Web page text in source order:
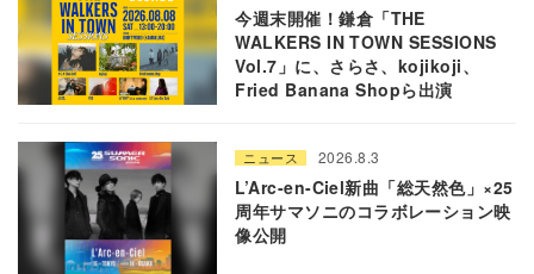
今週末開催！鎌倉「THE
WALKERS IN TOWN SESSIONS
Vol.7」に、さらさ、kojikoji、
Fried Banana Shopら出演
ニュース 2026.8.3
L’Arc-en-Ciel新曲「総天然色」×25
周年サマソニのコラボレーション映
像公開